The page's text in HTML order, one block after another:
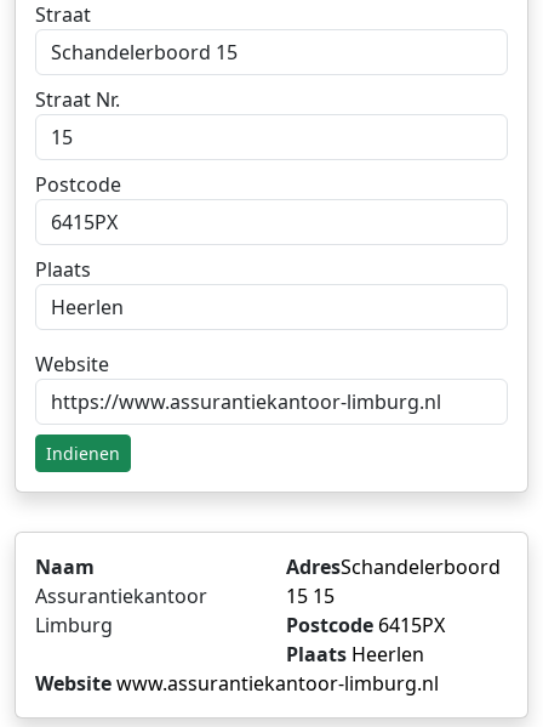
Straat
Straat Nr.
Postcode
Plaats
Website
Indienen
Naam
Assurantiekantoor
Limburg
AdresSchandelerboord
15 15
Postcode 6415PX
Plaats Heerlen
Websitewww.assurantiekantoor-limburg.nl